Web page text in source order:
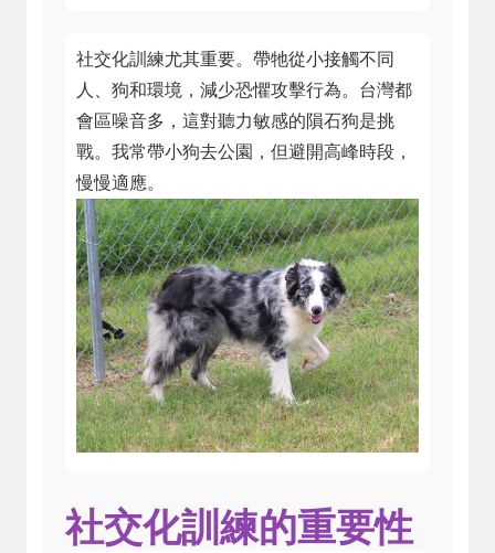
社交化訓練尤其重要。帶牠從小接觸不同
人、狗和環境，減少恐懼攻擊行為。台灣都
會區噪音多，這對聽力敏感的隕石狗是挑
戰。我常帶小狗去公園，但避開高峰時段，
慢慢適應。
社交化訓練的重要性